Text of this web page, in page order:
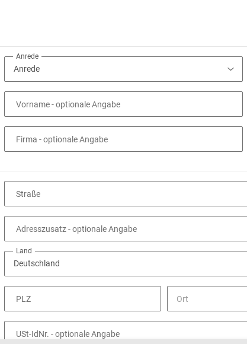
Anrede
Vorname- optionale Angabe
Firma - optionale Angabe
Straße
Adresszusatz- optionale Angabe
Land
PLZ
USt-IdNr. - optionale Angabe